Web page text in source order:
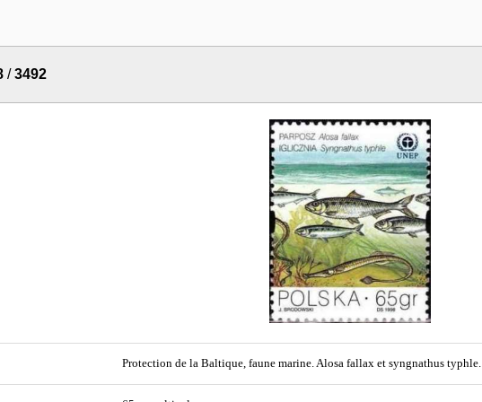
/3492
Protection de la Baltique, faune marine. Alosa fallax et syngnathus typhle.